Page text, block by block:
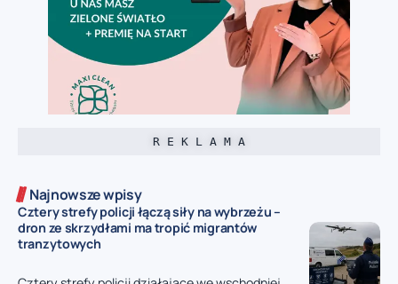
R E K L A M A
Najnowsze wpisy
Cztery strefy policji łączą siły na wybrzeżu –
dron ze skrzydłami ma tropić migrantów
tranzytowych